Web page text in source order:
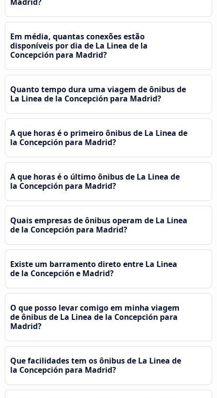
Em média, quantas conexões estão
disponíveis por dia de La Linea de la
Concepción para Madrid?
Quanto tempo dura uma viagem de ônibus de
La Linea de la Concepción para Madrid?
A que horas é o primeiro ônibus de La Linea de
la Concepción para Madrid?
A que horas é o último ônibus de La Linea de
la Concepción para Madrid?
Quais empresas de ônibus operam de La Linea
de la Concepción para Madrid?
Existe um barramento direto entre La Linea
de la Concepción e Madrid?
O que posso levar comigo em minha viagem
de ônibus de La Linea de la Concepción para
Madrid?
Que facilidades tem os ônibus de La Linea de
la Concepción para Madrid?